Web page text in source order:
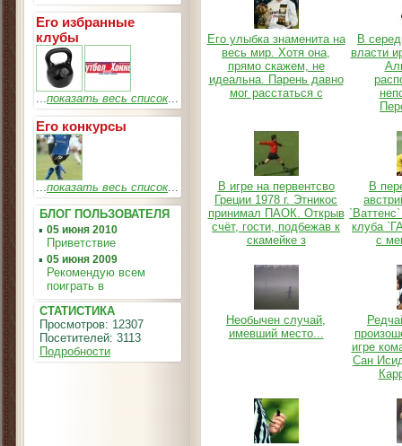
Его избранные
клубы
...показать весь список...
Его конкурсы
...показать весь список...
БЛОГ ПОЛЬЗОВАТЕЛЯ
▪ 05 июня 2010
Приветствие
▪ 05 июня 2009
Рекомендую всем
поиграть в
СТАТИСТИКА
Просмотров: 12307
Посетителей: 3113
Подробности
Его улыбка знаменита на
весь мир. Хотя она,
прямо скажем, не
идеальна. Парень давно
мог расстаться с
В
власти
В игре на первентсво
Греции 1978 г. Этникос
принимал ПАОК. Открыв
счёт, гости, подбежав к
скамейке з
В
клуба
с
Необычен случай,
имевший место...
игре
Сан